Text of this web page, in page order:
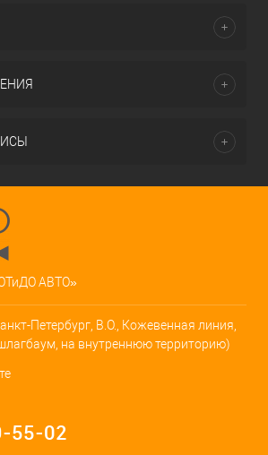
АВТО»
Петербург, В.О., Кожевенная линия,
на внутреннюю территорию)
55-02